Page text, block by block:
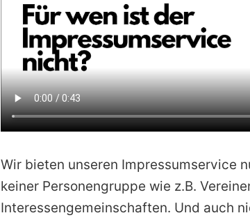
Wir bieten unseren Impressumservice
keiner Personengruppe wie z.B.
Interessengemeinschaften. Und auch